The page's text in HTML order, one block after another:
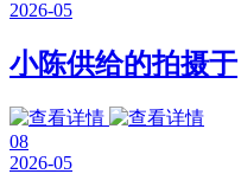
2026-05
小陈供给的拍摄于
08
2026-05